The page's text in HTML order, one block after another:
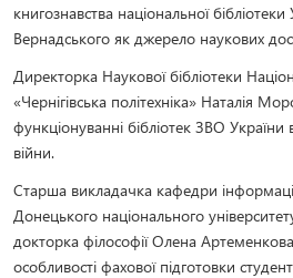
книгознавства національної бібліотеки
Вернадського як джерело наукових
Директорка Наукової бібліотеки
«Чернігівська політехніка» Наталія
функціонуванні бібліотек ЗВО
війни.
Старша викладачка кафедри
Донецького національного
докторка філософії Олена
особливості фахової підготовки